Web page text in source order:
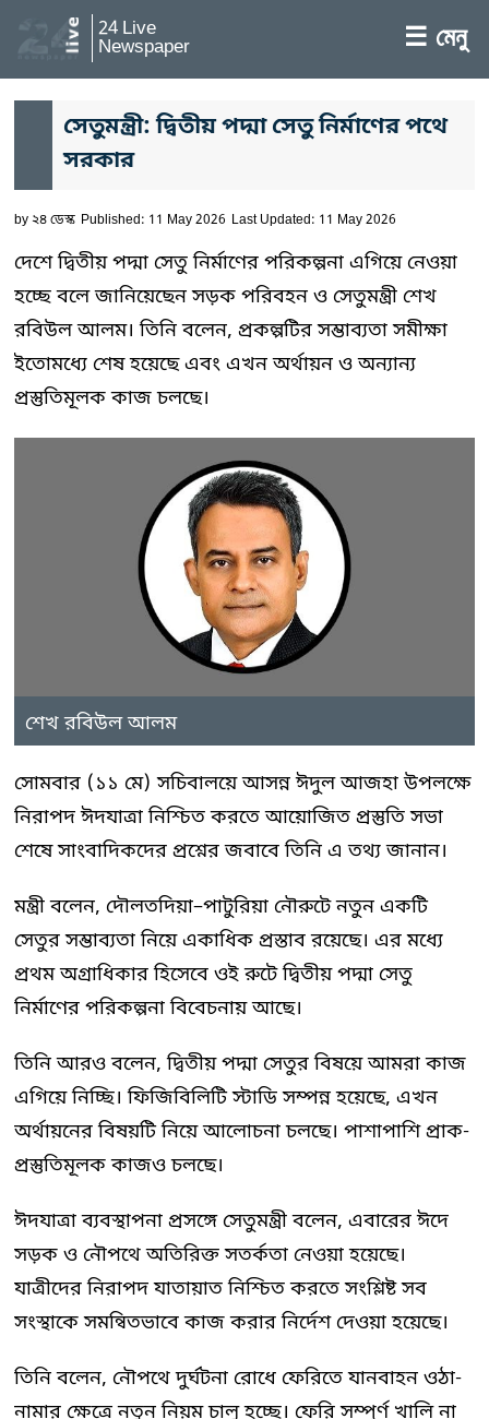
24 Live
Newspaper ☰ মেনু
সেতুমন্ত্রী: দ্বিতীয় পদ্মা সেতু নির্মাণের পথে
সরকার
by২৪ ডেস্ক Published: 11 May 2026 Last Updated: 11 May 2026
দেশে দ্বিতীয় পদ্মা সেতু নির্মাণের পরিকল্পনা এগিয়ে নেওয়া
হচ্ছে বলে জানিয়েছেন সড়ক পরিবহন ও সেতুমন্ত্রী শেখ
রবিউল আলম। তিনি বলেন, প্রকল্পটির সম্ভাব্যতা সমীক্ষা
ইতোমধ্যে শেষ হয়েছে এবং এখন অর্থায়ন ও অন্যান্য
প্রস্তুতিমূলক কাজ চলছে।
শেখ রবিউল আলম
সোমবার (১১ মে) সচিবালয়ে আসন্ন ঈদুল আজহা উপলক্ষে
নিরাপদ ঈদযাত্রা নিশ্চিত করতে আয়োজিত প্রস্তুতি সভা
শেষে সাংবাদিকদের প্রশ্নের জবাবে তিনি এ তথ্য জানান।
মন্ত্রী বলেন, দৌলতদিয়া–পাটুরিয়া নৌরুটে নতুন একটি
সেতুর সম্ভাব্যতা নিয়ে একাধিক প্রস্তাব রয়েছে। এর মধ্যে
প্রথম অগ্রাধিকার হিসেবে ওই রুটে দ্বিতীয় পদ্মা সেতু
নির্মাণের পরিকল্পনা বিবেচনায় আছে।
তিনি আরও বলেন, দ্বিতীয় পদ্মা সেতুর বিষয়ে আমরা কাজ
এগিয়ে নিচ্ছি। ফিজিবিলিটি স্টাডি সম্পন্ন হয়েছে, এখন
অর্থায়নের বিষয়টি নিয়ে আলোচনা চলছে। পাশাপাশি প্রাক-
প্রস্তুতিমূলক কাজও চলছে।
ঈদযাত্রা ব্যবস্থাপনা প্রসঙ্গে সেতুমন্ত্রী বলেন, এবারের ঈদে
সড়ক ও নৌপথে অতিরিক্ত সতর্কতা নেওয়া হয়েছে।
যাত্রীদের নিরাপদ যাতায়াত নিশ্চিত করতে সংশ্লিষ্ট সব
সংস্থাকে সমন্বিতভাবে কাজ করার নির্দেশ দেওয়া হয়েছে।
তিনি বলেন, নৌপথে দুর্ঘটনা রোধে ফেরিতে যানবাহন ওঠা-
নামার ক্ষেত্রে নতুন নিয়ম চালু হচ্ছে। ফেরি সম্পূর্ণ খালি না